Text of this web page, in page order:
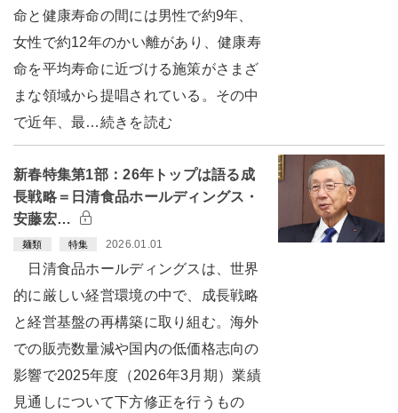
命と健康寿命の間には男性で約9年、
女性で約12年のかい離があり、健康寿
命を平均寿命に近づける施策がさまざ
まな領域から提唱されている。その中
で近年、最…続きを読む
新春特集第1部：26年トップは語る成
長戦略＝日清食品ホールディングス・
安藤宏…
麺類 特集 2026.01.01
日清食品ホールディングスは、世界
的に厳しい経営環境の中で、成長戦略
と経営基盤の再構築に取り組む。海外
での販売数量減や国内の低価格志向の
影響で2025年度（2026年3月期）業績
見通しについて下方修正を行うもの